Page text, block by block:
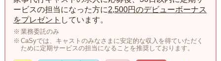
ービスの担当になった方に2,500円のデビューボーナス
をプレゼント しています。
業務委託のみ
CaSyでは、キャストのみなさまに安定的な収入を得ていただく
ために定期サービスの担当になることを推奨しております。